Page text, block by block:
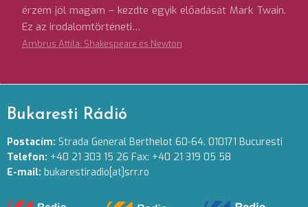
érzem jól magam – kezdte egyik előadását Mark Twain.
Ez az irodalomtörténeti…
Ambrus Attila: Shakespeare és Newton
Bukaresti Rádió
Postacím: Strada General Berthelot 60-64. 010171 Bucuresti
Telefon: +40 21 303 15 26 Fax: +40 21 319 05 58
E-mail: bukarestiradio[at]srr.ro